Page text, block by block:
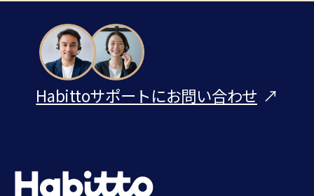
Habittoサポートにお問い合わせ ↗